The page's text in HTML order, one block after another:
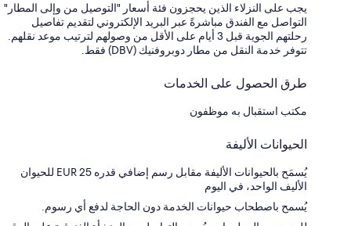
يجب على النزلاء الذين يحجزون فئة أسعار "التوصيل من وإلى المطار"
التواصل مع الفندق مباشرةً عبر البريد الإلكتروني لتقديم تفاصيل
رحلتهم الجوية قبل 3 أيام على الأقل من وصولهم لترتيب موعد نقلهم.
تتوفر خدمة النقل من مطار دوبروفنيك (DBV) فقط.
طرق الحصول على الخدمات
مكتب استقبال به موظفون
الحيوانات الأليفة
يُسمَح بالحيوانات الأليفة مقابل رسم إضافي قدره EUR 25 للحيوان
الأليف الواحد، في اليوم
يُسمح باصطحاب حيوانات الخدمة دون الحاجة لدفع أي رسوم.